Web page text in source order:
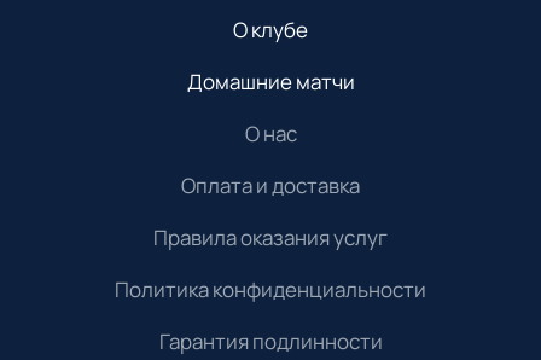
О клубе
Домашние матчи
О нас
Оплата и доставка
Правила оказания услуг
Политика конфиденциальности
Гарантия подлинности